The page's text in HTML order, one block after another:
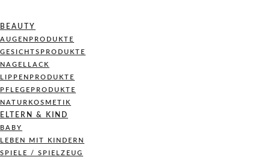
BEAUTY
AUGENPRODUKTE
GESICHTSPRODUKTE
NAGELLACK
LIPPENPRODUKTE
PFLEGEPRODUKTE
NATURKOSMETIK
ELTERN & KIND
BABY
LEBEN MIT KINDERN
SPIELE / SPIELZEUG